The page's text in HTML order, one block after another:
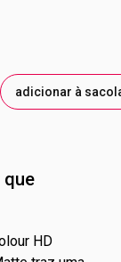
adicionar à
que
HD